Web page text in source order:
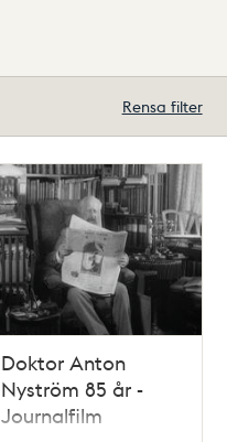
Rensa filter
Doktor Anton
Nyström 85 år -
Journalfilm